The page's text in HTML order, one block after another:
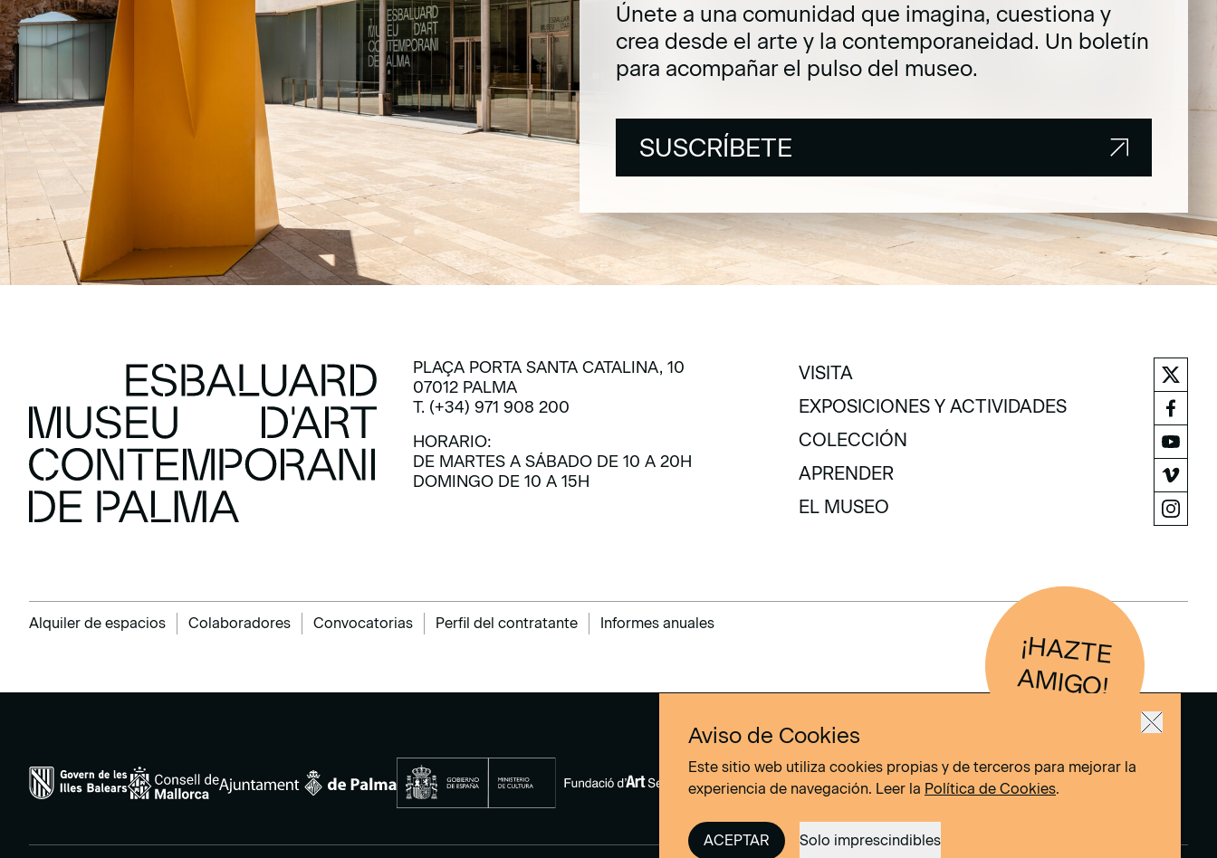
Únete a una comunidad que imagina, cuestiona y
crea desde el arte y la contemporaneidad. Un boletín
para acompañar el pulso del museo.
SUSCRÍBETE
PLAÇA PORTA SANTA CATALINA, 10
07012 PALMA
T. (+34) 971 908 200
HORARIO:
DE MARTES A SÁBADO DE 10 A 20H
DOMINGO DE 10 A 15H
VISITA
VISITA
EXPOSICIONES Y ACTIVIDADES
EXPOSICIONES Y ACTIVIDADES
COLECCIÓN
COLECCIÓN
APRENDER
APRENDER
EL MUSEO
Alquiler de espacios Colaboradores Convocatorias Perfil del contratante Informes anuales
¡H
AZTE
AM
IG
O
!
Aviso de Cookies
Este sitio web utiliza cookies propias y de terceros para mejorar la
experiencia de navegación. Leer la Política de Cookies.
ACEPTAR Solo imprescindibles